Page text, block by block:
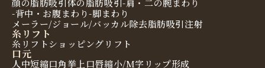
顔の脂肪吸引体の脂肪吸引-肩・二の腕まわり
-背中・お腹まわり-脚まわり
メーラー/ジョール/バッカル除去脂肪吸引注射
糸リフト
糸リフト ショッピングリフト
口元
人中短縮口角挙上口唇縮小/M字リップ形成